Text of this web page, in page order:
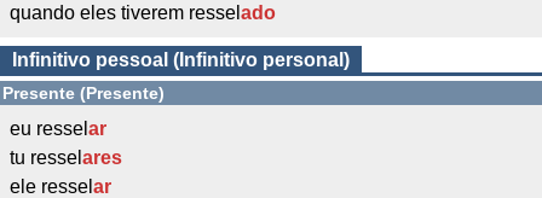
quando eles tiverem ressel ado
Infinitivo pessoal (Infinitivo personal)
Presente (Presente)
eu ressel ar
tu ressel ares
ele ressel ar